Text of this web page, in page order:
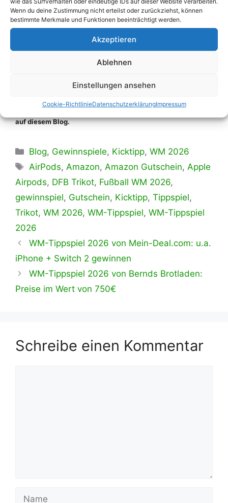
Wenn du deine Zustimmung nicht erteilst oder zurückziehst, können
bestimmte Merkmale und Funktionen beeinträchtigt werden.
Akzeptieren
Ablehnen
Einstellungen ansehen
Cookie-RichtlinieDatenschutzerklärungImpressum
Übersicht mit WM-Tippspielen 2026 mit
Gewinnspiel aufrufen
Die mit einem Sternchen (*) gekennzeichneten Links sind
sogenannte Affiliate-Links. Als Amazon-Partner verdiene ich
und über diesen einkaufst, erhalte ich von dem betreffenden
Online-Shop oder Anbieter eine Provision. Für dich
entstehen dabeikeinerleiMehrkosten. Mit deinem Kauf
auf diesem Blog.
Kategorien
Blog, Gewinnspiele, Kicktipp,WM 2026
Schlagwörter
AirPods, Amazon, Amazon Gutschein, Apple
Airpods, DFB Trikot, Fußball WM 2026,
gewinnspiel, Gutschein, Kicktipp, Tippspiel,
Trikot, WM 2026, WM-Tippspiel, WM-Tippspiel
2026
WM-Tippspiel 2026 von Mein-Deal.com: u.a.
iPhone + Switch 2 gewinnen
WM-Tippspiel 2026 von Bernds Brotladen:
Preise im Wert von 750€
Schreibe einen Kommentar